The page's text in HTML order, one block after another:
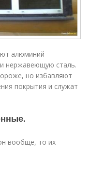
алюминий
нержавеющую сталь.
но избавляют
покрытия и служат
вообще, то их